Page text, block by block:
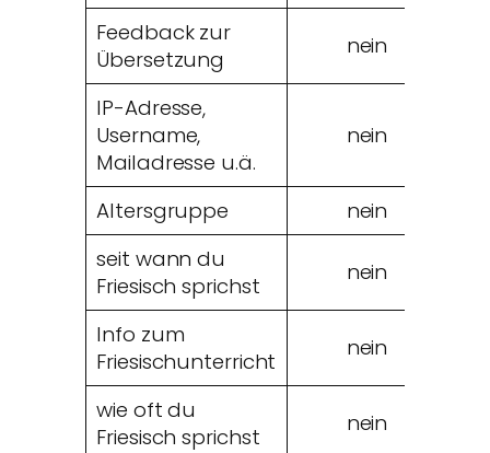
Feedback zur
Übersetzung
nein
IP-Adresse,
Username,
Mailadresse u.ä.
nein
Altersgruppe nein
seit wann du
Friesisch sprichst
nein
Info zum
Friesischunterricht
nein
wie oft du
Friesisch sprichst
nein